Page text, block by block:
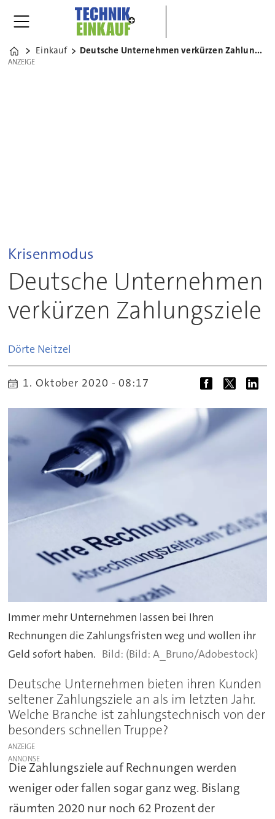
Home
Einkauf Deutsche Unternehmen verkürzen Zahlungsziele
ANZEIGE
ANZEIGE
Krisenmodus
Deutsche Unternehmen
verkürzen Zahlungsziele
Dörte Neitzel
1. Oktober 2020 - 08:17
Immer mehr Unternehmen lassen bei Ihren
Rechnungen die Zahlungsfristen weg und wollen ihr
Geld sofort haben.
(Bild: A_Bruno/Adobestock)
Deutsche Unternehmen bieten ihren Kunden
seltener Zahlungsziele an als im letzten Jahr.
Welche Branche ist zahlungstechnisch von der
besonders schnellen Truppe?
ANZEIGE
Die Zahlungsziele auf Rechnungen werden
weniger oder fallen sogar ganz weg. Bislang
räumten 2020 nur noch 62 Prozent der